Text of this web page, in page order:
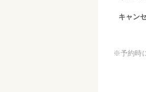
キャン
※予約時